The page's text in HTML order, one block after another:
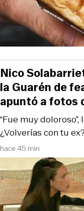
hace 45 min
“Fue muy
¿Volverías con tu
Nico
la Guarén de
apuntó a fotos